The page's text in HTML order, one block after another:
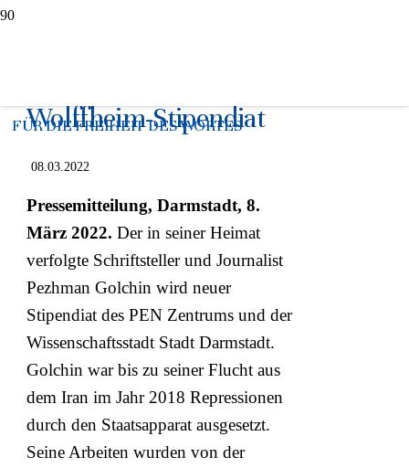
FÜR DIE FREIHEIT DES WORTES
Wolffheim-Stipendiat
08.03.2022
Pressemitteilung, Darmstadt, 8.
März 2022. Der in seiner Heimat
verfolgte Schriftsteller und Journalist
Pezhman Golchin wird neuer
Stipendiat des PEN Zentrums und der
Wissenschaftsstadt Stadt Darmstadt.
Golchin war bis zu seiner Flucht aus
dem Iran im Jahr 2018 Repressionen
durch den Staatsapparat ausgesetzt.
Seine Arbeiten wurden von der